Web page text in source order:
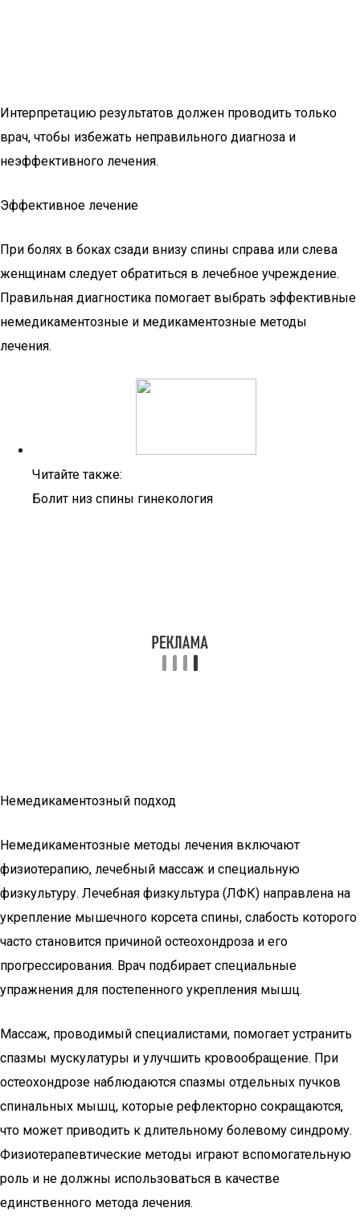
Интерпретацию результатов должен проводить только
врач, чтобы избежать неправильного диагноза и
неэффективного лечения.
Эффективное лечение
При болях в боках сзади внизу спины справа или слева
женщинам следует обратиться в лечебное учреждение.
Правильная диагностика помогает выбрать эффективные
немедикаментозные и медикаментозные методы
лечения.
Читайте также:
Болит низ спины гинекология
Немедикаментозный подход
Немедикаментозные методы лечения включают
физиотерапию, лечебный массаж и специальную
физкультуру. Лечебная физкультура (ЛФК) направлена на
укрепление мышечного корсета спины, слабость которого
часто становится причиной остеохондроза и его
прогрессирования. Врач подбирает специальные
упражнения для постепенного укрепления мышц.
Массаж, проводимый специалистами, помогает устранить
спазмы мускулатуры и улучшить кровообращение. При
остеохондрозе наблюдаются спазмы отдельных пучков
спинальных мышц, которые рефлекторно сокращаются,
что может приводить к длительному болевому синдрому.
Физиотерапевтические методы играют вспомогательную
роль и не должны использоваться в качестве
единственного метода лечения.